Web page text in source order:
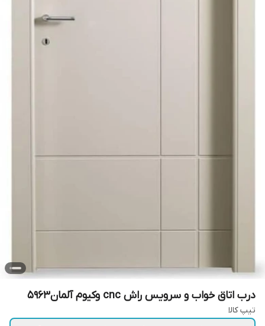
درب اتاق خواب و سرویس راش cnc وکیوم آلمان5963
تیپ کالا